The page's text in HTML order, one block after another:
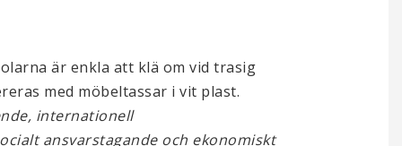
är enkla att klä om vid trasig
med möbeltassar i vit plast.
internationell
ansvarstagande och ekonomiskt